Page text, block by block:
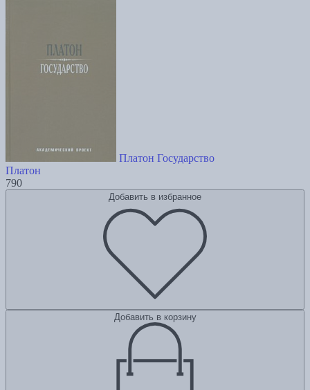
Платон Государство
Платон
790
Добавить в избранное
Добавить в корзину